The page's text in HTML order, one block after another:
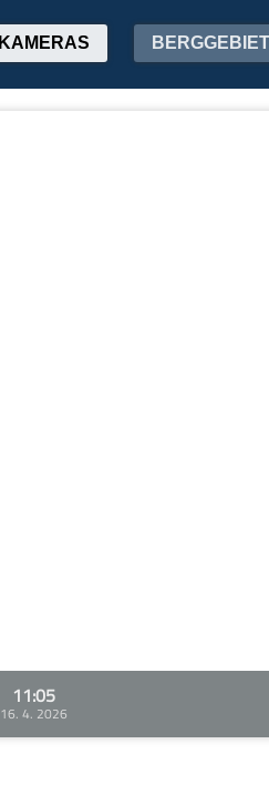
KAMERAS
11:05
16. 4. 2026